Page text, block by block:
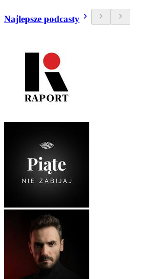
Najlepsze podcasty